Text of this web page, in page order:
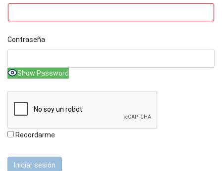
Contraseña
Show Password
Recordarme